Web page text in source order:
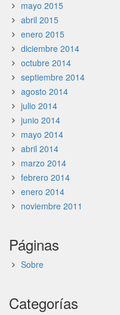
mayo 2015
abril 2015
enero 2015
diciembre 2014
octubre 2014
septiembre 2014
agosto 2014
julio 2014
junio 2014
mayo 2014
abril 2014
marzo 2014
febrero 2014
enero 2014
noviembre 2011
Páginas
Sobre
Categorías